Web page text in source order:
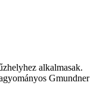
alkalmasak.
Gmundner